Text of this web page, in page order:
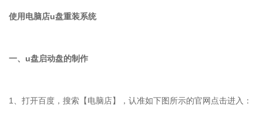
使用电脑店u盘重装系统
一、u盘启动盘的制作
1、打开百度，搜索【电脑店】，认准如下图所示的官网点击进入：